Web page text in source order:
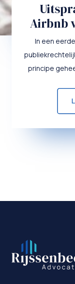
Airbnb
In een
principe